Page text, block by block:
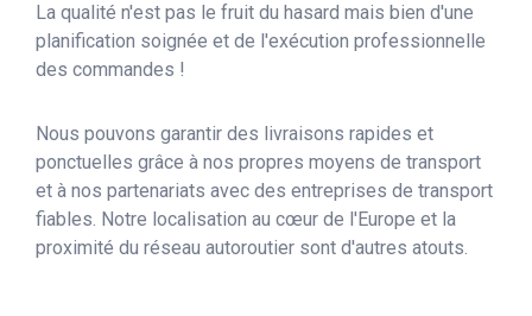
La qualité n'est pas le fruit du hasard mais bien d'une
planification soignée et de l'exécution professionnelle
des commandes !
Nous pouvons garantir des livraisons rapides et
ponctuelles grâce à nos propres moyens de transport
et à nos partenariats avec des entreprises de transport
fiables. Notre localisation au cœur de l'Europe et la
proximité du réseau autoroutier sont d'autres atouts.